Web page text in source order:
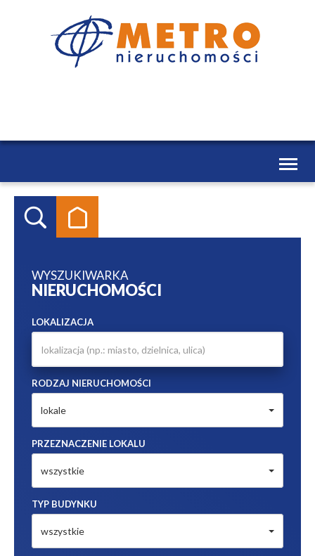
Toggle
WYSZUKIWARKA
NIERUCHOMOŚCI
LOKALIZACJA
RODZAJ NIERUCHOMOŚCI
lokale
PRZEZNACZENIE LOKALU
wszystkie
TYP BUDYNKU
wszystkie